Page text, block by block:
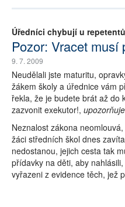
Úředníci chybují u
Pozor: Vracet musí
9. 7. 2009
Neudělali jste maturitu,
žákem školy a úřednice vám
řekla, že je budete brát až do
zazvonit exekutor!,
Neznalost zákona
žáci středních škol dnes
nedostanou, jejich cesta tak
přídavky na děti, aby
vyřazeni z evidence těch, jež